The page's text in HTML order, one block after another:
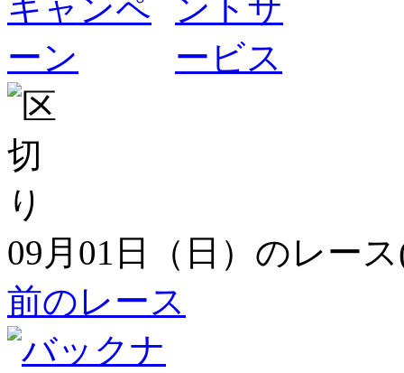
09月01日（日）のレー
前のレース